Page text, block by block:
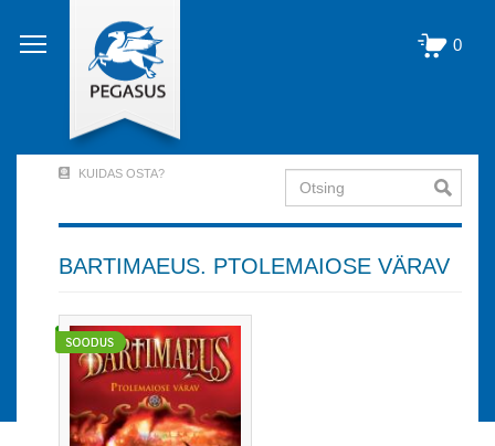
edasi
põhisisu
0
Account
Menu
out)
KUIDAS OSTA? Otsing
BARTIMAEUS. PTOLEMAIOSE VÄRAV